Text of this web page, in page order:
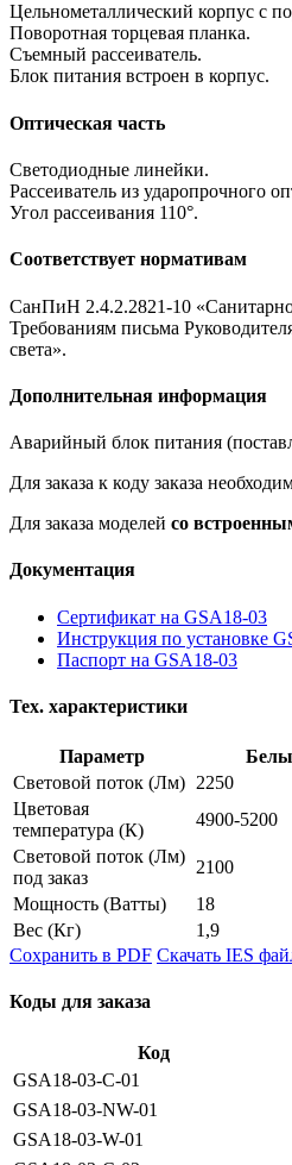
Цельнометаллический корпус с
Поворотная торцевая планка.
Съемный рассеиватель.
Блок питания встроен в корпус.
Оптическая часть
Светодиодные линейки.
Рассеиватель из ударопрочного
Угол рассеивания 110°.
Соответствует нормативам
СанПиН 2.4.2.2821-10
Требованиям письма
света».
Дополнительная информация
Аварийный блок питания
Для заказа к коду заказа
Для заказа моделей со
Документация
Сертификат на GSA18-03
Инструкция по установке
Паспорт на GSA18-03
Тех. характеристики
Параметр
Световой поток (Лм) 2250
Цветовая
температура (К)
4900-5200
Световой поток (Лм)
под заказ
2100
Мощность (Ватты)
18
Вес (Кг)
1,9
Сохранить в PDF Скачать IES
Коды для заказа
Код
GSA18-03-C-01
GSA18-03-NW-01
GSA18-03-W-01